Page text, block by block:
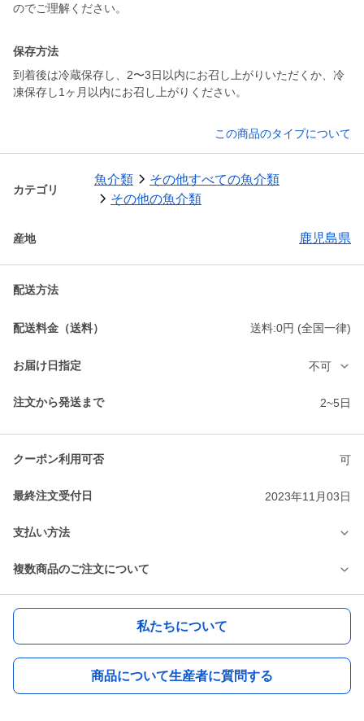
のでご理解ください。
保存方法
到着後は冷蔵保存し、2〜3日以内にお召し上がりいただくか、冷
凍保存し1ヶ月以内にお召し上がりください。
この商品のタイプについて
カテゴリ
魚介類
その他すべての魚介類
その他の魚介類
産地 鹿児島県
配送方法
配送料金（送料） 送料:0円 (全国一律)
お届け日指定 不可
注文から発送まで 2~5日
クーポン利用可否 可
最終注文受付日 2023年11月03日
支払い方法
複数商品のご注文について
私たちについて
商品について生産者に質問する